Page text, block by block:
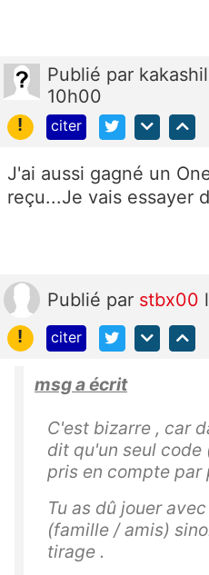
Publié par kakashil
10h00
!
citer
J'ai aussi gagné un
reçu...Je vais essayer
Publié par stbx00
!
citer
msg a écrit
C'est bizarre , car
dit qu'un seul code
pris en compte par
Tu as dû jouer
(famille / amis)
tirage .